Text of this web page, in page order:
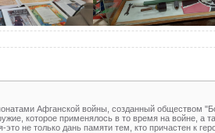
Афганской войны, созданный обществом
которое применялось в то время на войне, а
не только дань памяти тем, кто причастен к